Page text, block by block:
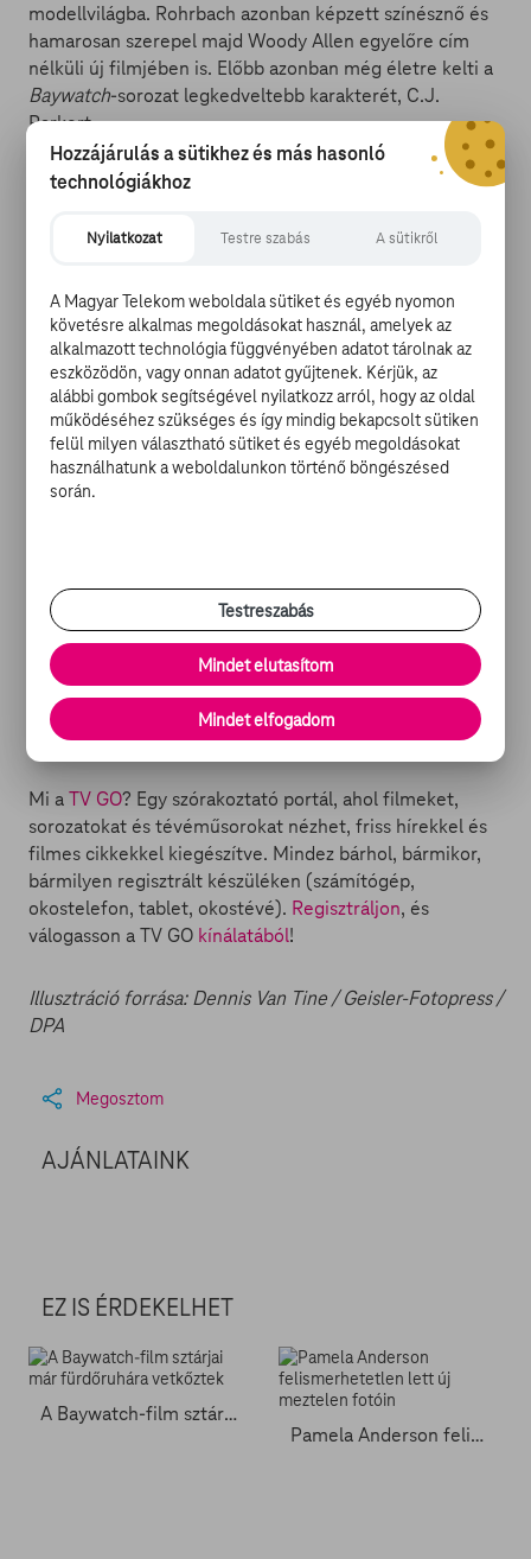
modellvilágba. Rohrbach azonban képzett színésznő és
hamarosan szerepel majd Woody Allen egyelőre cím
nélküli új filmjében is. Előbb azonban még életre kelti a
Baywatch-sorozat legkedveltebb karakterét, C.J.
Parkert.
Johnson legfrissebb fotója alapján nem is lesz ezzel
úgy áll a színésznőn, mintha ráöntötték volna, az alakja
pedig egyszerűen hibátlan. Rochrbach befeszített
izmokkal pózol Johnson, azaz az új, kigyúrt Mitch
Buchannon mellett, a rajongók pedig kezdhetnek
hozzászokni a David Hasselhoff, Pamela Anderson páros
mellőzéséhez. A sztori szerint Mitch és szexi életmentő
csapata egy olajmágnással veszi fel a harcot, aki orvul a
főszereplők által felvigyázott strand elpusztításán
DWAYNE JOHNSON FILMJEI A TV
GO-N:
Csapda
Gyerekjáték
Zsenikém - Az ügynök haláli
Mi aTV GO? Egy szórakoztató portál, ahol filmeket,
sorozatokat és tévéműsorokat nézhet, friss hírekkel és
filmes cikkekkel kiegészítve. Mindez bárhol, bármikor,
bármilyen regisztrált készüléken (számítógép,
okostelefon, tablet, okostévé). Regisztráljon, és
válogasson a TV GO kínálatából!
Illusztráció forrása: Dennis Van Tine / Geisler-Fotopress /
DPA
Megosztom
AJÁNLATAINK
EZ IS ÉRDEKELHET
A Baywatch-film sztárjai már fürdőruhára vetkőztek
Pamela Anderson felismerhetetlen lett új meztelen fotóin
Hozzájárulás a sütikhez és más hasonló
technológiákhoz
Nyilatkozat Testre szabás A sütikről
A Magyar Telekom weboldala sütiket és egyéb nyomon
követésre alkalmas megoldásokat használ, amelyek az
alkalmazott technológia függvényében adatot tárolnak az
eszközödön, vagy onnan adatot gyűjtenek. Kérjük, az
alábbi gombok segítségével nyilatkozz arról, hogy az oldal
működéséhez szükséges és így mindig bekapcsolt sütiken
felül milyen választható sütiket és egyéb megoldásokat
használhatunk a weboldalunkon történő böngészésed
során.
Testreszabás
Mindet elutasítom
Mindet elfogadom